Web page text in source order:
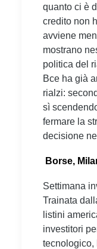
quanto ci è
credito non
avviene
mostrano
politica del
Bce ha già
rialzi:
sì
fermare la
decisione
Borse,
Settimana
Trainata
listini
investitori
tecnologico,